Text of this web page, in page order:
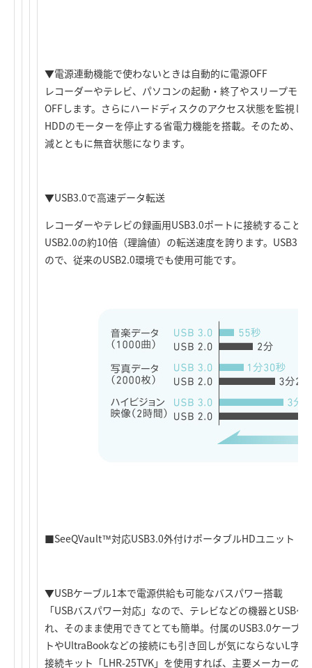
▼電源連動機能で使わないときは自動的に電源OFF
レコーダーやテレビ、パソコンの起動・終了やスリープモ
OFFします。さらにハードディスクのアクセス状態を監視し
HDDのモーターを停止する省電力機能を搭載。そのため、
減とともに無音状態になります。
▼USB3.0で高速データ転送
レコーダーやテレビの録画用USB3.0ポートに接続すること
USB2.0の約10倍（理論値）の転送速度を誇ります。
ので、従来のUSB2.0環境でも使用可能です。
■SeeQVault™対応USB3.0外付けポータブルHDユニット（
▼USBケーブル1本で電源供給も可能なバスパワー搭載
「USBバスパワー対応」なので、テレビなどの機器とUSB
れ、そのまま使用できてとても簡単。付属のUSB3.0ケーブ
トやUltraBookなどの接続にも引き回しが気にならないL字
接続キット「LHR-25TVK」を使用すれば、主要メーカーの